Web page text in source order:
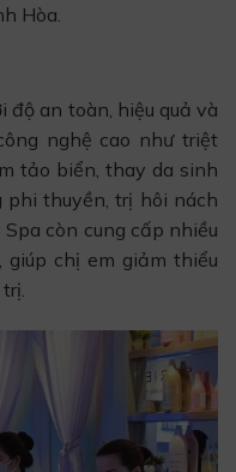
Hòa.
độ an toàn, hiệu quả và
nghệ cao như triệt
tảo biển, thay da sinh
phi thuyền, trị hôi nách
còn cung cấp nhiều
chị em giảm thiểu